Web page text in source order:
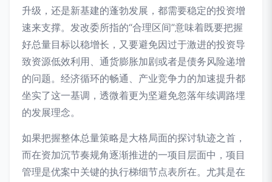
升级，还是新基建的蓬勃发展，都需要稳定的投资增
速来支撑。发改委所指的“合理区间”意味着既要把握
好总量目标以稳增长，又要避免因过于激进的投资导
致资源低效利用、通货膨胀加剧或者是债务风险递增
的问题。经济循环的畅通、产业竞争力的加速提升都
坐实了这一基调，透微着更为坚避免忽落年续调路埋
的发展理念。
如果把握整体总量策略是大格局面的探讨轨迹之首，
而在资加沉节奏规角逐渐推进的一项目层面中，项目
管理是优案中关键的执行梯细节点表所在。尤其是在